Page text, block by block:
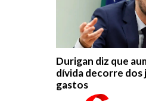
Durigan diz que
dívida decorre dos
gastos